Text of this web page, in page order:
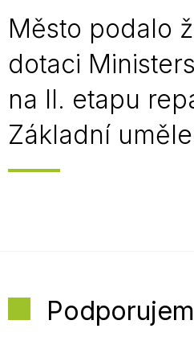
Město podalo
dotaci
na II. etapu
Základní